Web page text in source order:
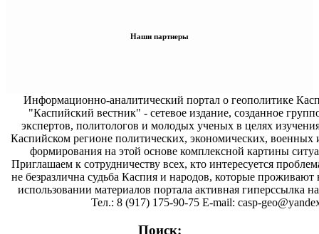
Наши партнеры
Информационно-аналитический портал о геополитике
"Каспийский вестник" - сетевое издание, созданное
экспертов, политологов и молодых ученых в целях
Каспийском регионе политических, экономических, военных
формирования на этой основе комплексной картины
Приглашаем к сотрудничеству всех, кто интересуется
не безразлична судьба Каспия и народов, которые проживают
использовании материалов портала активная гиперссылка на
Тел.: 8 (917) 175-90-75 E-mail: casp-
Поиск: